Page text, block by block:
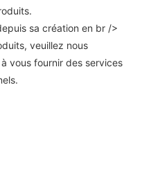
sa création en br />
veuillez nous
vous fournir des services